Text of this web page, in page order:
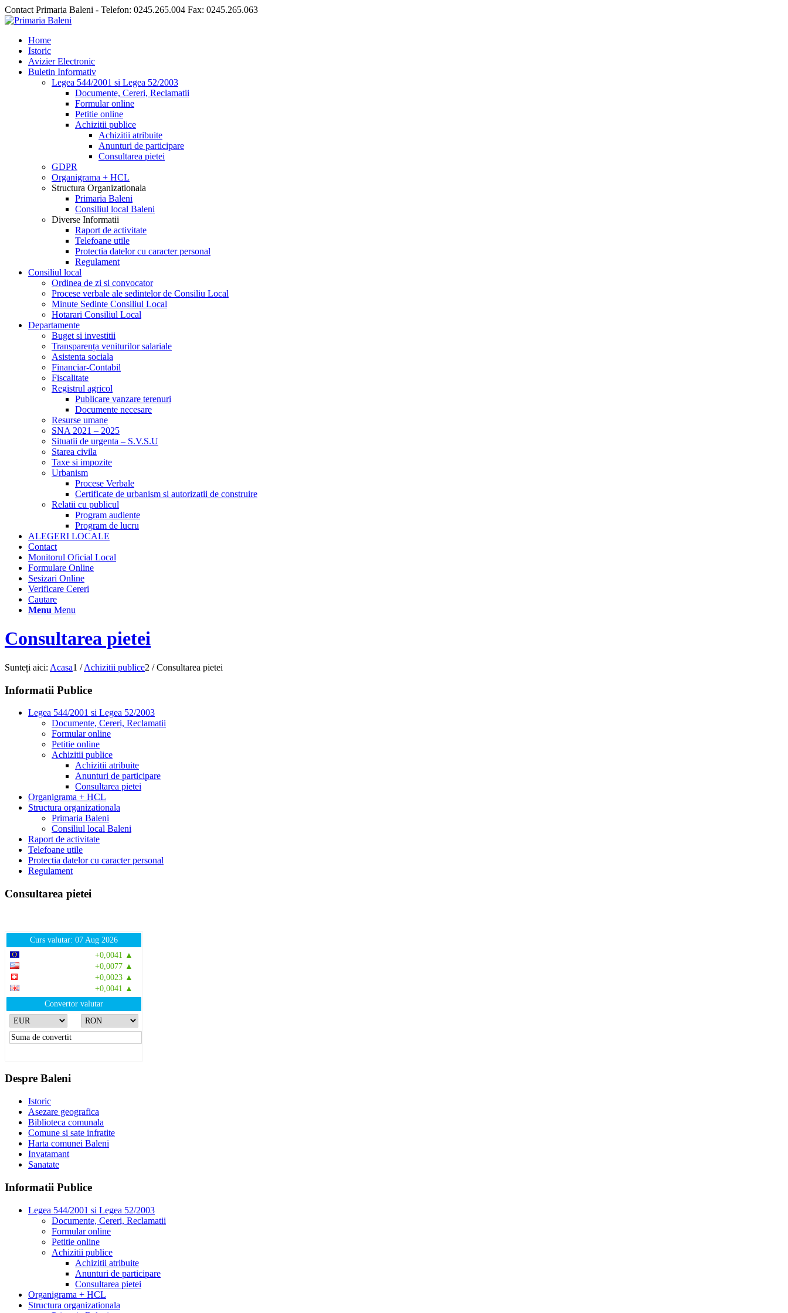
Contact Primaria Baleni - Telefon: 0245.265.004 Fax: 0245.265.063
Home
Istoric
Avizier Electronic
Buletin Informativ
Legea 544/2001 si Legea 52/2003
Documente, Cereri, Reclamatii
Formular online
Petitie online
Achizitii publice
Achizitii atribuite
Anunturi de participare
Consultarea pietei
GDPR
Organigrama + HCL
Structura Organizationala
Primaria Baleni
Consiliul local Baleni
Diverse Informatii
Raport de activitate
Telefoane utile
Protectia datelor cu caracter personal
Regulament
Consiliul local
Ordinea de zi si convocator
Procese verbale ale sedintelor de Consiliu Local
Minute Sedinte Consiliul Local
Hotarari Consiliul Local
Departamente
Buget si investitii
Transparența veniturilor salariale
Asistenta sociala
Financiar-Contabil
Fiscalitate
Registrul agricol
Publicare vanzare terenuri
Documente necesare
Resurse umane
SNA 2021 – 2025
Situatii de urgenta – S.V.S.U
Starea civila
Taxe si impozite
Urbanism
Procese Verbale
Certificate de urbanism si autorizatii de construire
Relatii cu publicul
Program audiente
Program de lucru
ALEGERI LOCALE
Contact
Monitorul Oficial Local
Formulare Online
Sesizari Online
Verificare Cereri
Cautare
Menu Menu
Consultarea pietei
Sunteți aici: Acasa1 / Achizitii publice2 / Consultarea pietei
Informatii Publice
Legea 544/2001 si Legea 52/2003
Documente, Cereri, Reclamatii
Formular online
Petitie online
Achizitii publice
Achizitii atribuite
Anunturi de participare
Consultarea pietei
Organigrama + HCL
Structura organizationala
Primaria Baleni
Consiliul local Baleni
Raport de activitate
Telefoane utile
Protectia datelor cu caracter personal
Regulament
Consultarea pietei
Curs valutar: 07 Aug 2026
+0,0041 ▲
+0,0077 ▲
+0,0023 ▲
+0,0041 ▲
Convertor valutar
Despre Baleni
Istoric
Asezare geografica
Biblioteca comunala
Comune si sate infratite
Harta comunei Baleni
Invatamant
Sanatate
Informatii Publice
Legea 544/2001 si Legea 52/2003
Documente, Cereri, Reclamatii
Formular online
Petitie online
Achizitii publice
Achizitii atribuite
Anunturi de participare
Consultarea pietei
Organigrama + HCL
Structura organizationala